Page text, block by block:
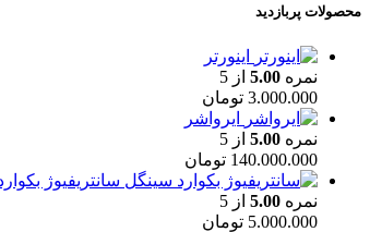
محصولات پربازدید
اینورتر
نمره 5.00 از 5
3.000.000 تومان
ایرواشر
نمره 5.00 از 5
140.000.000 تومان
سانتریفیوژ
نمره 5.00 از 5
5.000.000 تومان